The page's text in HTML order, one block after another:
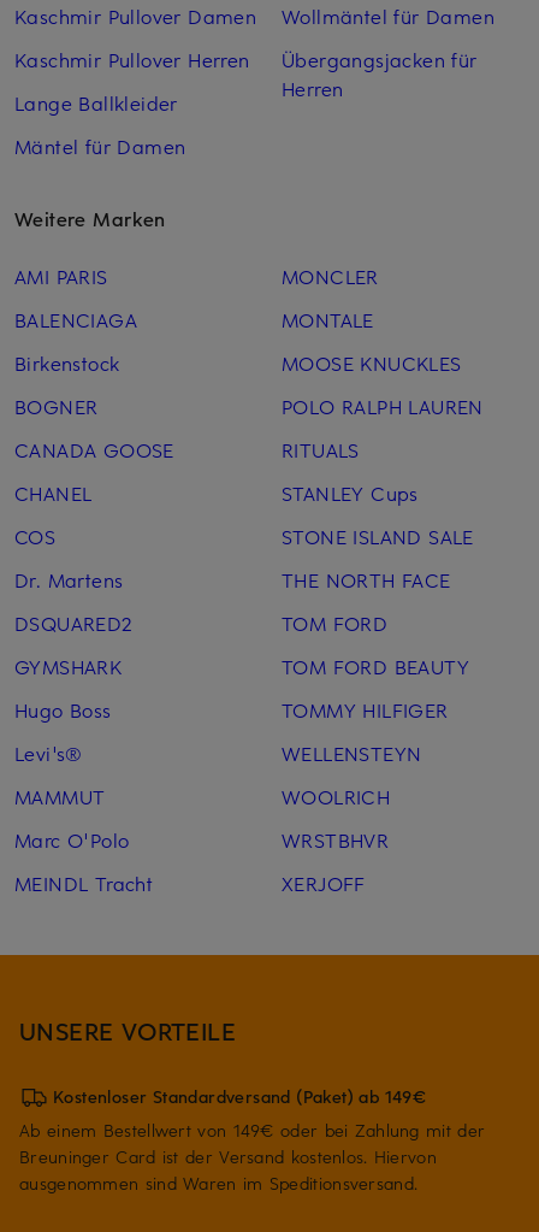
Kaschmir Pullover Damen
Kaschmir Pullover Herren
Lange Ballkleider
Mäntel für Damen
Wollmäntel für Damen
Übergangsjacken für
Herren
Weitere Marken
AMI PARIS
BALENCIAGA
Birkenstock
BOGNER
CANADA GOOSE
CHANEL
COS
Dr. Martens
DSQUARED2
GYMSHARK
Hugo Boss
Levi's®
MAMMUT
Marc O'Polo
MEINDL Tracht
MONCLER
MONTALE
MOOSE KNUCKLES
POLO RALPH LAUREN
RITUALS
STANLEY Cups
STONE ISLAND SALE
THE NORTH FACE
TOM FORD
TOM FORD BEAUTY
TOMMY HILFIGER
WELLENSTEYN
WOOLRICH
WRSTBHVR
XERJOFF
UNSERE VORTEILE
Kostenloser Standardversand (Paket) ab 149€
Ab einem Bestellwert von 149€ oder bei Zahlung mit der
Breuninger Card ist der Versand kostenlos. Hiervon
ausgenommen sind Waren im Speditionsversand.